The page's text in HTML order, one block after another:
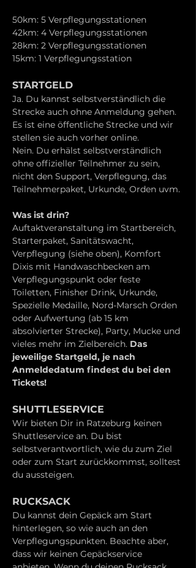
50km: 5 Verpflegungsstationen
42km: 4 Verpflegungsstationen
28km: 2 Verpflegungsstationen
15km: 1 Verpflegungsstation
STARTGELD
Ja. Du kannst selbstverständlich die
Strecke auch ohne Anmeldung gehen.
Es ist eine öffentliche Strecke und wir
stellen sie auch vorher online.
Nein. Du erhälst selbstverständlich
ohne offizieller Teilnehmer zu sein,
nicht den Support, Verpflegung, das
Teilnehmerpaket, Urkunde, Orden uvm.
Was ist drin?
Auftaktveranstaltung im Startbereich,
Starterpaket, Sanitätswacht,
Verpflegung (siehe oben), Komfort
Dixis mit Handwaschbecken am
Verpflegungspunkt oder feste
Toiletten, Finisher Drink, Urkunde,
Spezielle Medaille, Nord-Marsch Orden
oder Aufwertung (ab 15 km
absolvierter Strecke), Party, Mucke und
vieles mehr im Zielbereich. Das
jeweilige Startgeld, je nach
Anmeldedatum findest du bei den
Tickets!
SHUTTLESERVICE
Wir bieten Dir in Ratzeburg keinen
Shuttleservice an. Du bist
selbstverantwortlich, wie du zum Ziel
oder zum Start zurückkommst, solltest
du aussteigen.
RUCKSACK
Du kannst dein Gepäck am Start
hinterlegen, so wie auch an den
Verpflegungspunkten. Beachte aber,
dass wir keinen Gepäckservice